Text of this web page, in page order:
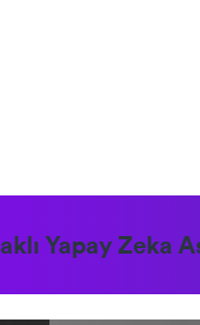
Yapay Zeka